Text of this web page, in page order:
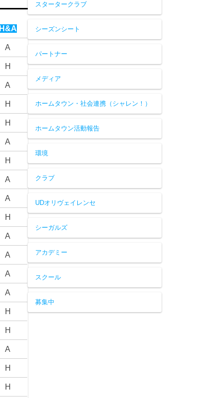
H&A
A
H
A
H
H
A
H
A
A
H
A
A
A
A
H
H
A
H
H
スタータークラブ
シーズンシート
パートナー
メディア
ホームタウン・社会連携（シャレン！）
ホームタウン活動報告
環境
クラブ
UDオリヴェイレンセ
シーガルズ
アカデミー
スクール
募集中